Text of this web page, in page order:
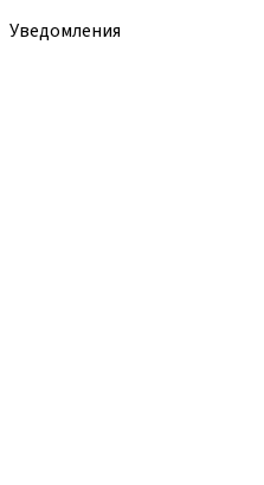
Уведомления